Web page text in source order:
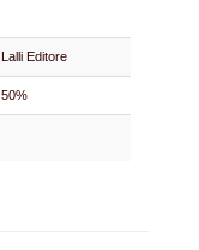
Lalli Editore
50%